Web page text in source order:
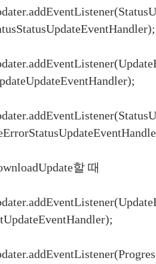
할 때